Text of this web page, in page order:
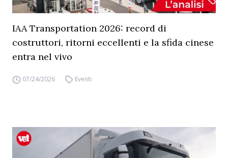
IAA Transportation 2026: record di
costruttori, ritorni eccellenti e la sfida cinese
entra nel vivo
07/24/2026 Eventi